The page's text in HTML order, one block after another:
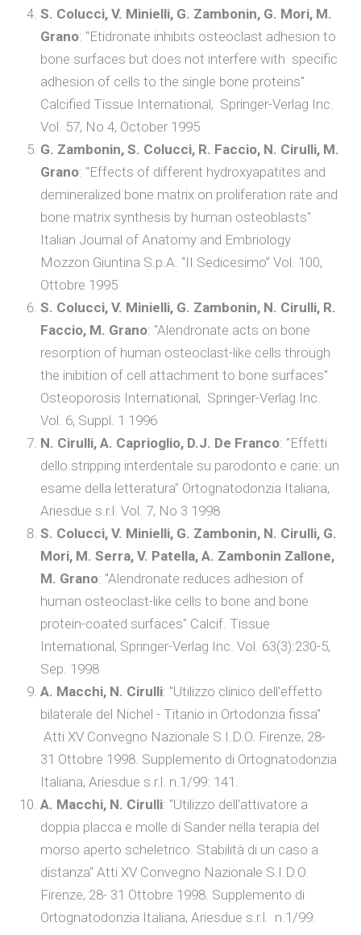
S. Colucci, V. Minielli, G. Zambonin, G. Mori, M.
Grano: "Etidronate inhibits osteoclast adhesion to
bone surfaces but does not interfere with specific
adhesion of cells to the single bone proteins"
Calcified Tissue International, Springer-Verlag Inc.
Vol. 57, No 4, October 1995
G. Zambonin, S. Colucci, R. Faccio, N. Cirulli, M.
Grano: "Effects of different hydroxyapatites and
demineralized bone matrix on proliferation rate and
bone matrix synthesis by human osteoblasts"
Italian Journal of Anatomy and Embriology
Mozzon Giuntina S.p.A. “II Sedicesimo” Vol. 100,
Ottobre 1995
S. Colucci, V. Minielli, G. Zambonin, N. Cirulli, R.
Faccio, M. Grano: "Alendronate acts on bone
resorption of human osteoclast-like cells through
the inibition of cell attachment to bone surfaces"
Osteoporosis International, Springer-Verlag Inc.
Vol. 6, Suppl. 1 1996
N. Cirulli, A. Caprioglio, D.J. De Franco: "Effetti
dello stripping interdentale su parodonto e carie: un
esame della letteratura" Ortognatodonzia Italiana,
Ariesdue s.r.l. Vol. 7, No 3 1998
S. Colucci, V. Minielli, G. Zambonin, N. Cirulli, G.
Mori, M. Serra, V. Patella, A. Zambonin Zallone,
M. Grano: "Alendronate reduces adhesion of
human osteoclast-like cells to bone and bone
protein-coated surfaces" Calcif. Tissue
International, Springer-Verlag Inc. Vol. 63(3):230-5,
Sep. 1998
A. Macchi, N. Cirulli: "Utilizzo clinico dell'effetto
bilaterale del Nichel - Titanio in Ortodonzia fissa"
Atti XV Convegno Nazionale S.I.D.O. Firenze, 28-
31 Ottobre 1998. Supplemento di Ortognatodonzia
Italiana, Ariesdue s.r.l. n.1/99: 141.
A. Macchi, N. Cirulli: "Utilizzo dell'attivatore a
doppia placca e molle di Sander nella terapia del
morso aperto scheletrico. Stabilità di un caso a
distanza" Atti XV Convegno Nazionale S.I.D.O.
Firenze, 28- 31 Ottobre 1998. Supplemento di
Ortognatodonzia Italiana, Ariesdue s.r.l. n.1/99: